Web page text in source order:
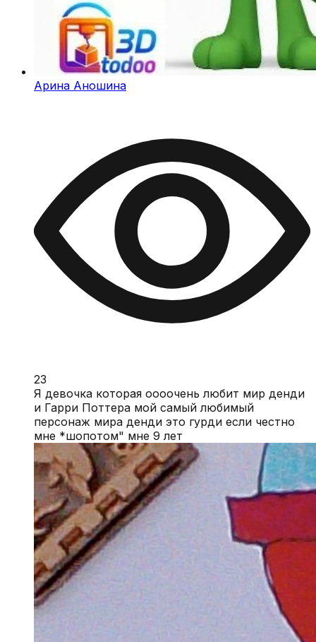
Арина Аношина
23
Я девочка которая оооочень любит мир денди
и Гарри Поттера мой самый любимый
персонаж мира денди это гурди если честно
мне *шопотом" мне 9 лет